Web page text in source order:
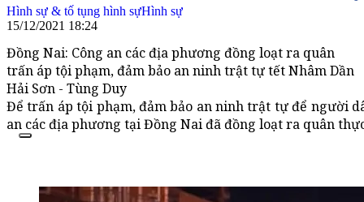
Hình sự & tố tụng hình sựHình sự
15/12/2021 18:24
Đồng Nai: Công an các địa phương đồng loạt ra quân
trấn áp tội phạm, đảm bảo an ninh trật tự tết Nhâm Dần
Hải Sơn - Tùng Duy
Để trấn áp tội phạm, đảm bảo an ninh trật tự để người
an các địa phương tại Đồng Nai đã đồng loạt ra quân